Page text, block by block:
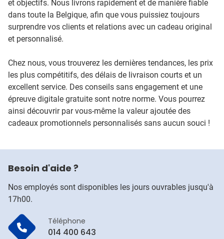
et objectifs. Nous livrons rapidement et de manière fiable
dans toute la Belgique, afin que vous puissiez toujours
surprendre vos clients et relations avec un cadeau original
et personnalisé.
Chez nous, vous trouverez les dernières tendances, les prix
les plus compétitifs, des délais de livraison courts et un
excellent service. Des conseils sans engagement et une
épreuve digitale gratuite sont notre norme. Vous pourrez
ainsi découvrir par vous-même la valeur ajoutée des
cadeaux promotionnels personnalisés sans aucun souci !
Besoin d'aide ?
Nos employés sont disponibles les jours ouvrables jusqu'à
17h00.
Téléphone
014 400 643